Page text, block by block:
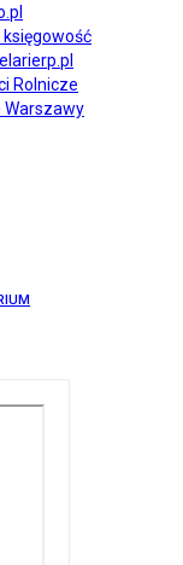
księgowość
Rolnicze
Warszawy